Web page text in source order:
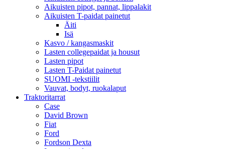
Aikuisten pipot, pannat, lippalakit
Aikuisten T-paidat painetut
Äiti
Isä
Kasvo / kangasmaskit
Lasten collegepaidat ja housut
Lasten pipot
Lasten T-Paidat painetut
SUOMI -tekstiilit
Vauvat, bodyt, ruokalaput
Traktoritarrat
Case
David Brown
Fiat
Ford
Fordson Dexta